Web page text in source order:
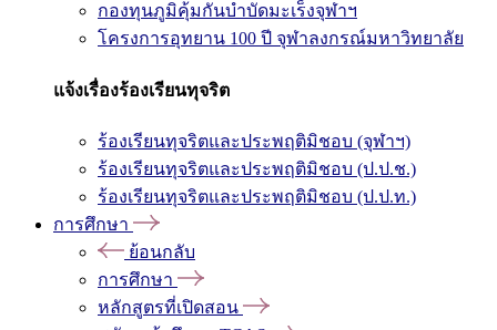
กองทุนภูมิคุ้มกันบำบัดมะเร็งจุฬาฯ
โครงการอุทยาน 100 ปี จุฬาลงกรณ์มหาวิทยาลัย
แจ้งเรื่องร้องเรียนทุจริต
ร้องเรียนทุจริตและประพฤติมิชอบ (จุฬาฯ)
ร้องเรียนทุจริตและประพฤติมิชอบ (ป.ป.ช.)
ร้องเรียนทุจริตและประพฤติมิชอบ (ป.ป.ท.)
การศึกษา
ย้อนกลับ
การศึกษา
หลักสูตรที่เปิดสอน